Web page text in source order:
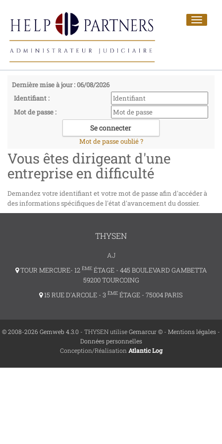
Toggle
Dernière mise à jour : 06/08/2026
Identifiant :
Mot de passe :
Mot de passe oublié ?
Vous êtes dirigeant d'une
entreprise en difficulté
Demandez votre identifiant et votre mot de passe afin d'accéder à
des informations spécifiques de l'état d'avancement du dossier.
THYSEN
AJ
TOUR MERCURE- 12 ÈMEÉTAGE - 445 BOULEVARD GAMBETTA
59200 TOURCOING
15 RUE D'ARCOLE - 3 ÈME ÉTAGE - 75004 PARIS
© 2008-2026 Gemweb 4.3.0 - THYSEN utiliseGemarcur © - Mentions légales -
Données personnelles
Conception/Réalisation Atlantic Log